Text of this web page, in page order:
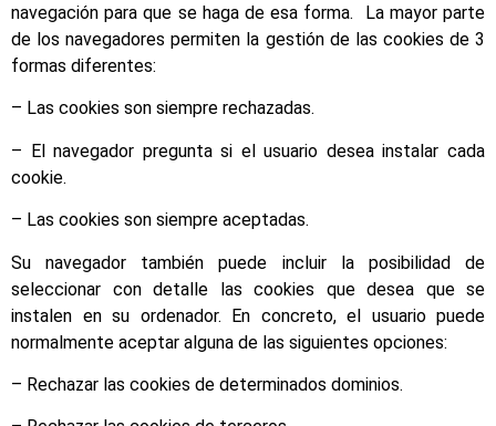
navegación para que se haga de esa forma. La mayor parte
de los navegadores permiten la gestión de las cookies de 3
formas diferentes:
– Las cookies son siempre rechazadas.
– El navegador pregunta si el usuario desea instalar cada
cookie.
– Las cookies son siempre aceptadas.
Su navegador también puede incluir la posibilidad de
seleccionar con detalle las cookies que desea que se
instalen en su ordenador. En concreto, el usuario puede
normalmente aceptar alguna de las siguientes opciones:
– Rechazar las cookies de determinados dominios.